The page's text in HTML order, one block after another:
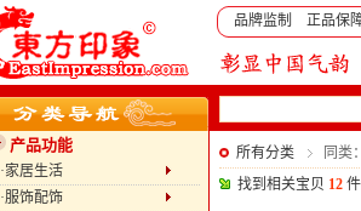
品牌监制 正品保
产品功能
·家居生活
·服饰配饰
所有分类
同类
找到相关宝贝 12 件